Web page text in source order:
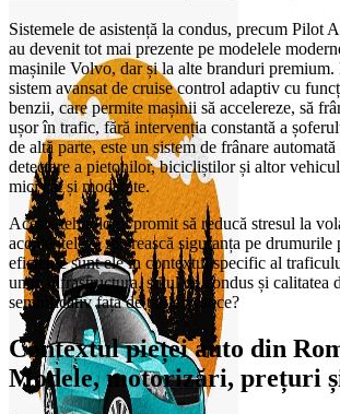
Sistemele de asistență la condus, precum Pilot
au devenit tot mai prezente pe modelele
mașinile Volvo, dar și la alte branduri premium.
sistem avansat de cruise control adaptiv cu
benzii, care permite mașinii să accelereze, să
ușor în trafic, fără intervenția constantă a
de altă parte, este un sistem de frânare
detectare a pietonilor, bicicliștilor și altor
mici cât și moderate.
Aceste tehnologii promit să reducă stresul la
accidentele și să crească siguranța pe
eficiente sunt ele în contextul specific al
unde infrastructura, stilul de condus și calitatea
semnificativ față de țările vestice?
Contextul pieței auto din
Modele, motorizări, prețuri